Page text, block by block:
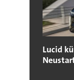
Lucid